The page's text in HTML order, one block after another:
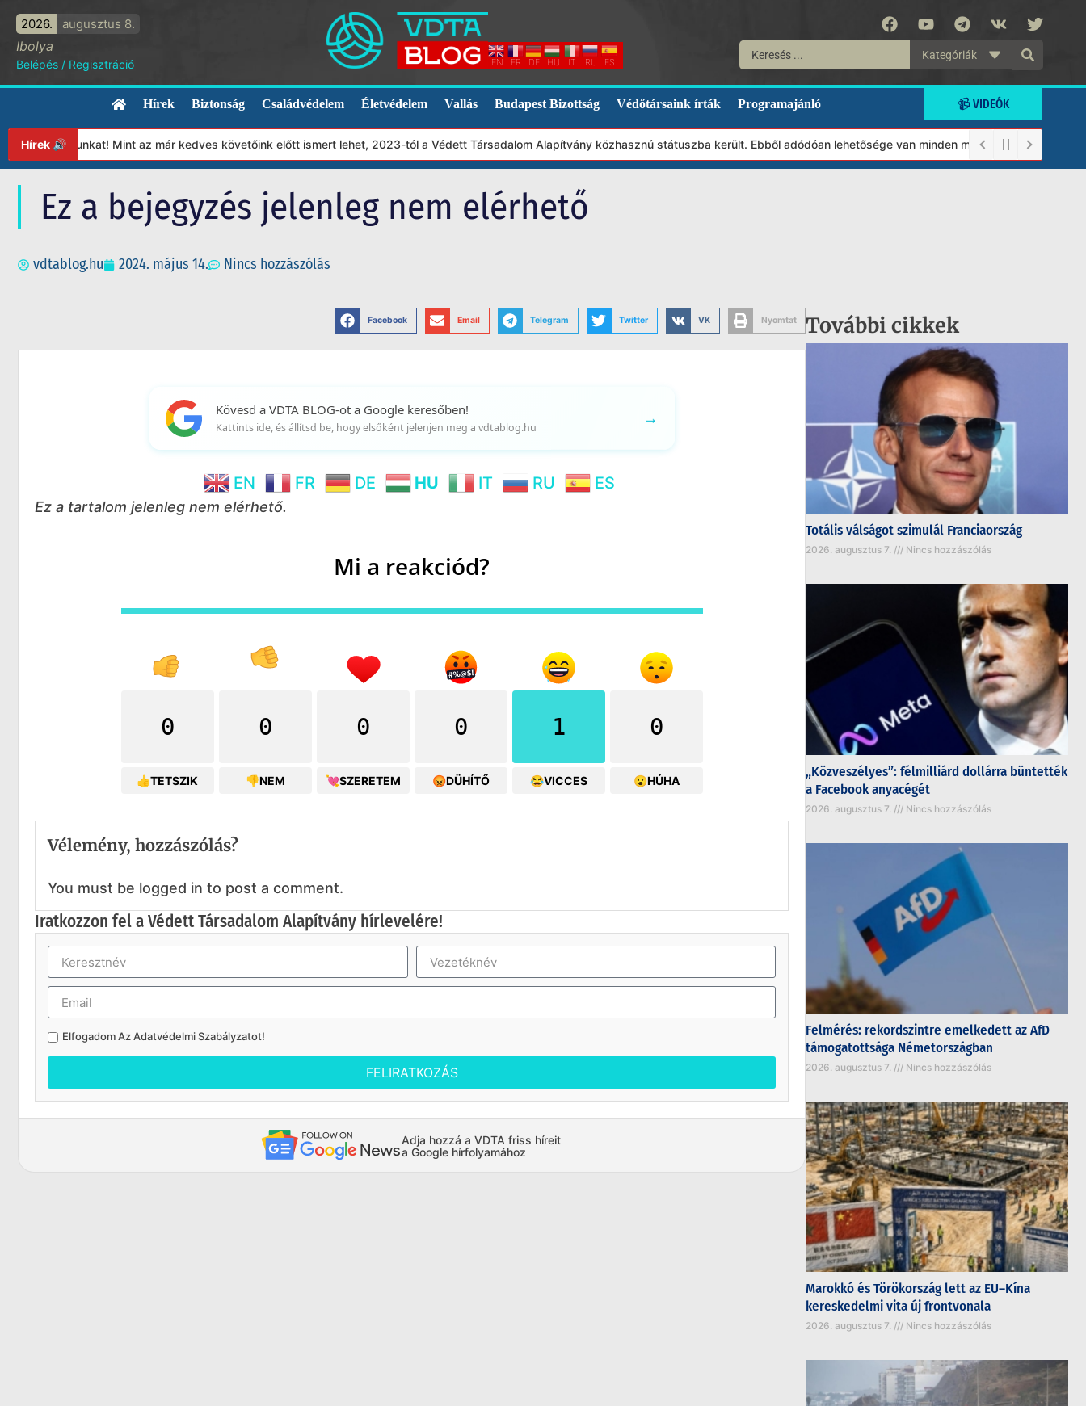
2026. augusztus 8.
Ibolya
Belépés / Regisztráció EN FR DE HU IT RU ES
Kategóriák
Hírek Biztonság Családvédelem Életvédelem Vallás Budapest Bizottság Védőtársaink írták Programajánló 📹 VIDEÓK
Hírek 🔊 Mint az már kedves követőink előtt ismert lehet, 2023-tól a Védett Társadalom Alapítvány közhasznú státuszba került. Ebből adódóan lehetősége van minden munkánkat segíteni
Ez a bejegyzés jelenleg nem elérhető
vdtablog.hu 2024. május 14. Nincs hozzászólás
Facebook Email Telegram Twitter VK Nyomtat
Kövesd a VDTA BLOG-ot a Google keresőben!
Kattints ide, és állítsd be, hogy elsőként jelenjen meg a vdtablog.hu →
EN FR DE HU IT RU ES
Ez a tartalom jelenleg nem elérhető.
Mi a reakciód?
0
👍TETSZIK
0
👎NEM
0
💘SZERETEM
0
😡DÜHÍTŐ
1
😂VICCES
0
😮HÚHA
Vélemény, hozzászólás?
You must be logged in to post a comment.
Iratkozzon fel a Védett Társadalom Alapítvány hírlevelére!
Elfogadom AzAdatvédelmi Szabályzatot!
FELIRATKOZÁS
Adja hozzá a VDTA friss híreit
a Google hírfolyamához
További cikkek
Totális válságot szimulál Franciaország
2026. augusztus 7. Nincs hozzászólás
„Közveszélyes”: félmilliárd dollárra büntették
a Facebook anyacégét
2026. augusztus 7. Nincs hozzászólás
Felmérés: rekordszintre emelkedett az AfD
támogatottsága Németországban
2026. augusztus 7. Nincs hozzászólás
Marokkó és Törökország lett az EU–Kína
kereskedelmi vita új frontvonala
2026. augusztus 7. Nincs hozzászólás